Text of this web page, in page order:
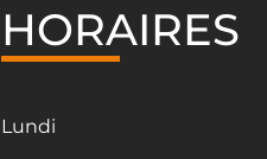
HORAIRES
Lundi